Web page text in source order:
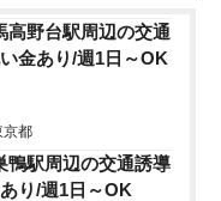
高野台駅周辺の交通
金あり/週1日～OK
京都
鴨駅周辺の交通誘導
り/週1日～OK